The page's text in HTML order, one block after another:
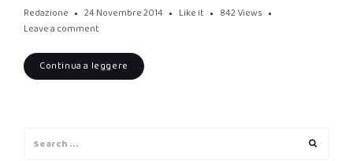
Redazione 24 Novembre 2014 Like it 842 Views
Leave a comment
Continua a leggere
for: